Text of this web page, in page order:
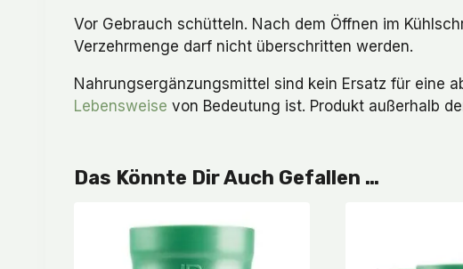
Vor Gebrauch schütteln. Nach dem Öffnen im
Verzehrmenge darf nicht überschritten werden.
Nahrungsergänzungsmittel sind kein Ersatz für eine
Lebensweise von Bedeutung ist. Produkt außerhalb
Das Könnte Dir Auch Gefallen …